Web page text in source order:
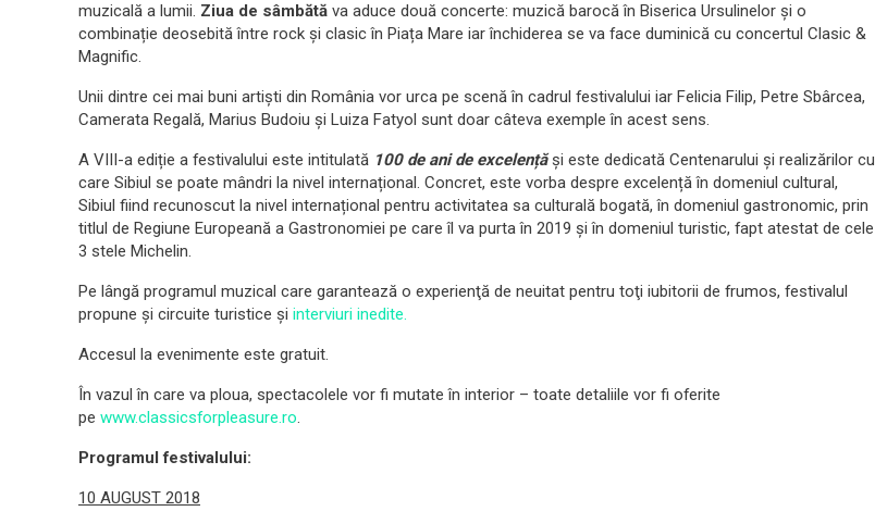
muzicală a lumii. Ziua de sâmbătă va aduce două concerte: muzică barocă în Biserica Ursulinelor și o
combinație deosebită între rock și clasic în Piața Mare iar închiderea se va face duminică cu concertul Clasic &
Magnific.
Unii dintre cei mai buni artiști din România vor urca pe scenă în cadrul festivalului iar Felicia Filip, Petre Sbârcea,
Camerata Regală, Marius Budoiu și Luiza Fatyol sunt doar câteva exemple în acest sens.
A VIII-a ediție a festivalului este intitulată 100 de ani de excelențăși este dedicată Centenarului și realizărilor cu
care Sibiul se poate mândri la nivel internațional. Concret, este vorba despre excelență în domeniul cultural,
Sibiul fiind recunoscut la nivel internațional pentru activitatea sa culturală bogată, în domeniul gastronomic, prin
titlul de Regiune Europeană a Gastronomiei pe care îl va purta în 2019 și în domeniul turistic, fapt atestat de cele
3 stele Michelin.
Pe lângă programul muzical care garantează o experienţă de neuitat pentru toţi iubitorii de frumos, festivalul
propune și circuite turistice și interviuri inedite.
Accesul la evenimente este gratuit.
În vazul în care va ploua, spectacolele vor fi mutate în interior – toate detaliile vor fi oferite
pe www.classicsforpleasure.ro.
Programul festivalului:
10 AUGUST 2018